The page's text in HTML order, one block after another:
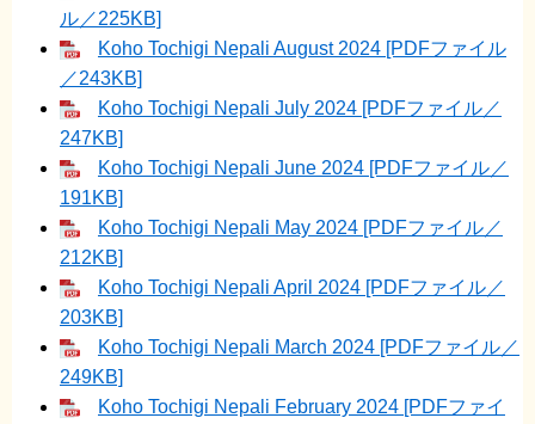
ル／225KB]
Koho Tochigi Nepali August 2024 [PDFファイル
／243KB]
Koho Tochigi Nepali July 2024 [PDFファイル／
247KB]
Koho Tochigi Nepali June 2024 [PDFファイル／
191KB]
Koho Tochigi Nepali May 2024 [PDFファイル／
212KB]
Koho Tochigi Nepali April 2024 [PDFファイル／
203KB]
Koho Tochigi Nepali March 2024 [PDFファイル／
249KB]
Koho Tochigi Nepali February 2024 [PDFファイ